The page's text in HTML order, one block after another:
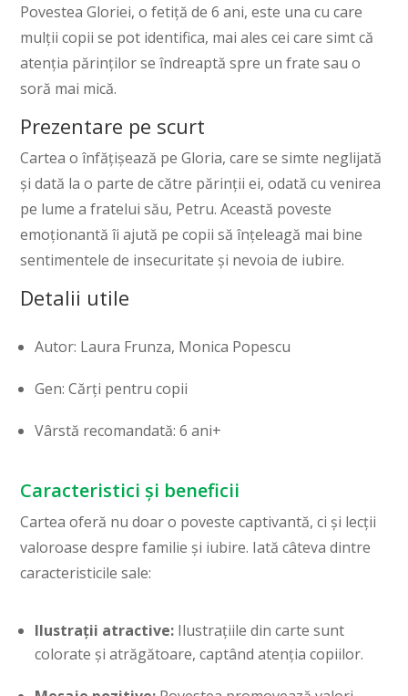
Povestea Gloriei, o fetiță de 6 ani, este una cu care
mulții copii se pot identifica, mai ales cei care simt că
atenția părinților se îndreaptă spre un frate sau o
soră mai mică.
Prezentare pe scurt
Cartea o înfățișează pe Gloria, care se simte neglijată
și dată la o parte de către părinții ei, odată cu venirea
pe lume a fratelui său, Petru. Această poveste
emoționantă îi ajută pe copii să înțeleagă mai bine
sentimentele de insecuritate și nevoia de iubire.
Detalii utile
Autor: Laura Frunza, Monica Popescu
Gen: Cărți pentru copii
Vârstă recomandată: 6 ani+
Caracteristici și beneficii
Cartea oferă nu doar o poveste captivantă, ci și lecții
valoroase despre familie și iubire. Iată câteva dintre
caracteristicile sale:
Ilustrații atractive: Ilustrațiile din carte sunt
colorate și atrăgătoare, captând atenția copiilor.